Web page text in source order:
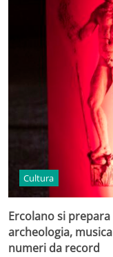
Cultura
Ercolano si
archeologia,
numeri da record